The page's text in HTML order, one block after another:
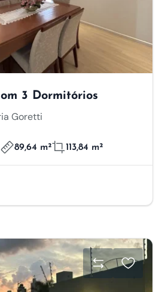
3 Dormitórios
Goretti
89,64 m² 113,84 m²